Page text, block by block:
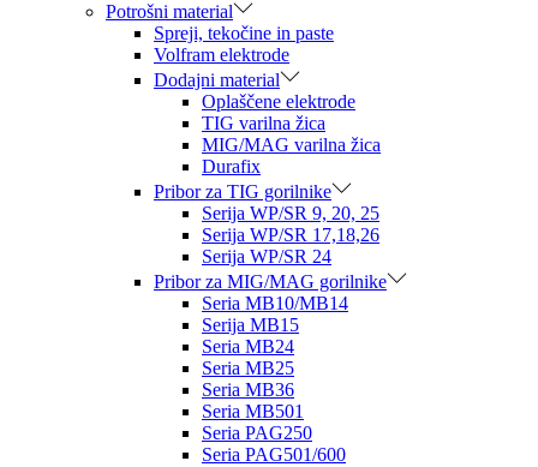
Potrošni material
Spreji, tekočine in paste
Volfram elektrode
Dodajni material
Oplaščene elektrode
TIG varilna žica
MIG/MAG varilna žica
Durafix
Pribor za TIG gorilnike
Serija WP/SR 9, 20, 25
Serija WP/SR 17,18,26
Serija WP/SR 24
Pribor za MIG/MAG gorilnike
Seria MB10/MB14
Serija MB15
Seria MB24
Seria MB25
Seria MB36
Seria MB501
Seria PAG250
Seria PAG501/600